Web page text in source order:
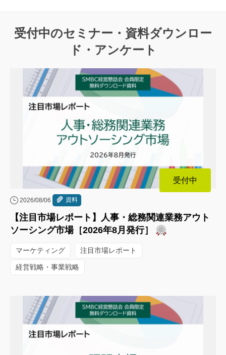
受付中のセミナー・資料ダウンロー
ド・アンケート
受付中
2026/08/06 資料
【注目市場レポート】人事・総務関連業務アウト
ソーシング市場［2026年8月発行］
マーケティング 注目市場レポート
経営戦略・事業戦略